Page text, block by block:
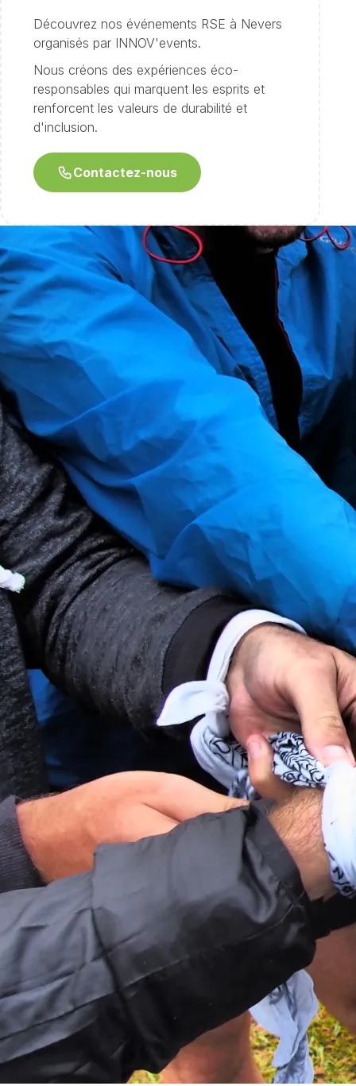
Découvrez nos événements RSE à Nevers
organisés par INNOV'events.
Nous créons des expériences éco-
responsables qui marquent les esprits et
renforcent les valeurs de durabilité et
d'inclusion.
Contactez-nous